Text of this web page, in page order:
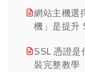
第六章｜如
第七章｜內
內容品質與
得排名與使
不敢談搜尋
直談「排名」
llms.txt 是
完整指南
完整教學
AEO 標題
圖片 SEO
式與 AI 搜尋
Local Pack
怎麼進
多分店
略
分類頁
大關鍵
Faceted
網站主機選
機」是提升
SSL 憑證是
裝完整教學